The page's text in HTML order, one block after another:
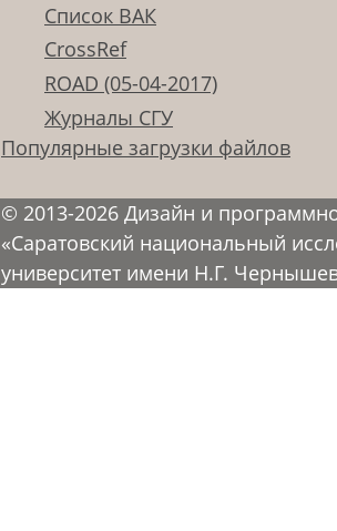
Список ВАК
CrossRef
ROAD (05-04-2017)
Журналы СГУ
Популярные загрузки файлов
© 2013-2026 Дизайн и
«Саратовский национальный
университет имени Н.Г.